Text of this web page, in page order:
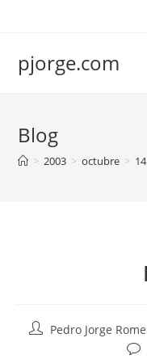
pjorge.com
Blog
> 2003 > octubre > 14
AutorPedro Jorge